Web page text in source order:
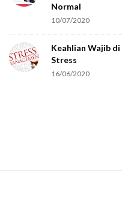
Normal
10/07/2020
Keahlian Wajib
Stress
16/06/2020